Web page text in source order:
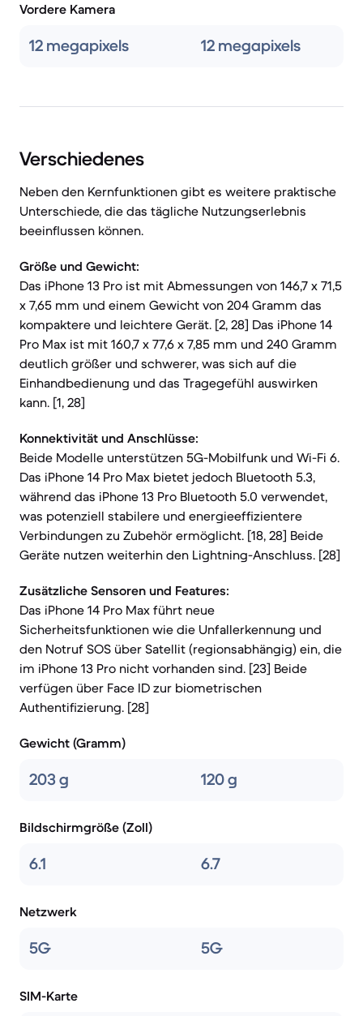
Vordere Kamera
12 megapixels 12 megapixels
Verschiedenes
Neben den Kernfunktionen gibt es weitere praktische
Unterschiede, die das tägliche Nutzungserlebnis
beeinflussen können.
Größe und Gewicht:
Das iPhone 13 Pro ist mit Abmessungen von 146,7 x 71,5
x 7,65 mm und einem Gewicht von 204 Gramm das
kompaktere und leichtere Gerät. [2, 28] Das iPhone 14
Pro Max ist mit 160,7 x 77,6 x 7,85 mm und 240 Gramm
deutlich größer und schwerer, was sich auf die
Einhandbedienung und das Tragegefühl auswirken
kann. [1, 28]
Konnektivität und Anschlüsse:
Beide Modelle unterstützen 5G-Mobilfunk und Wi-Fi 6.
Das iPhone 14 Pro Max bietet jedoch Bluetooth 5.3,
während das iPhone 13 Pro Bluetooth 5.0 verwendet,
was potenziell stabilere und energieeffizientere
Verbindungen zu Zubehör ermöglicht. [18, 28] Beide
Geräte nutzen weiterhin den Lightning-Anschluss. [28]
Zusätzliche Sensoren und Features:
Das iPhone 14 Pro Max führt neue
Sicherheitsfunktionen wie die Unfallerkennung und
den Notruf SOS über Satellit (regionsabhängig) ein, die
im iPhone 13 Pro nicht vorhanden sind. [23] Beide
verfügen über Face ID zur biometrischen
Authentifizierung. [28]
Gewicht (Gramm)
203 g 120 g
Bildschirmgröße (Zoll)
6.1 6.7
Netzwerk
5G 5G
SIM-Karte